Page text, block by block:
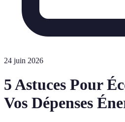
24 juin 2026
5 Astuces Pour
Vos Dépenses